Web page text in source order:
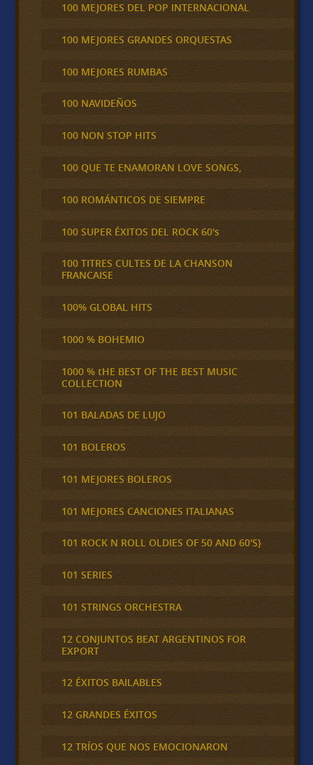
100 MEJORES DEL POP INTERNACIONAL
100 MEJORES GRANDES ORQUESTAS
100 MEJORES RUMBAS
100 NAVIDEÑOS
100 NON STOP HITS
100 QUE TE ENAMORAN LOVE SONGS,
100 ROMÁNTICOS DE SIEMPRE
100 SUPER ÉXITOS DEL ROCK 60's
100 TITRES CULTES DE LA CHANSON
FRANCAISE
100% GLOBAL HITS
1000 % BOHEMIO
1000 % tHE BEST OF THE BEST MUSIC
COLLECTION
101 BALADAS DE LUJO
101 BOLEROS
101 MEJORES BOLEROS
101 MEJORES CANCIONES ITALIANAS
101 ROCK N ROLL OLDIES OF 50 AND 60'S}
101 SERIES
101 STRINGS ORCHESTRA
12 CONJUNTOS BEAT ARGENTINOS FOR
EXPORT
12 ÉXITOS BAILABLES
12 GRANDES ÉXITOS
12 TRÍOS QUE NOS EMOCIONARON